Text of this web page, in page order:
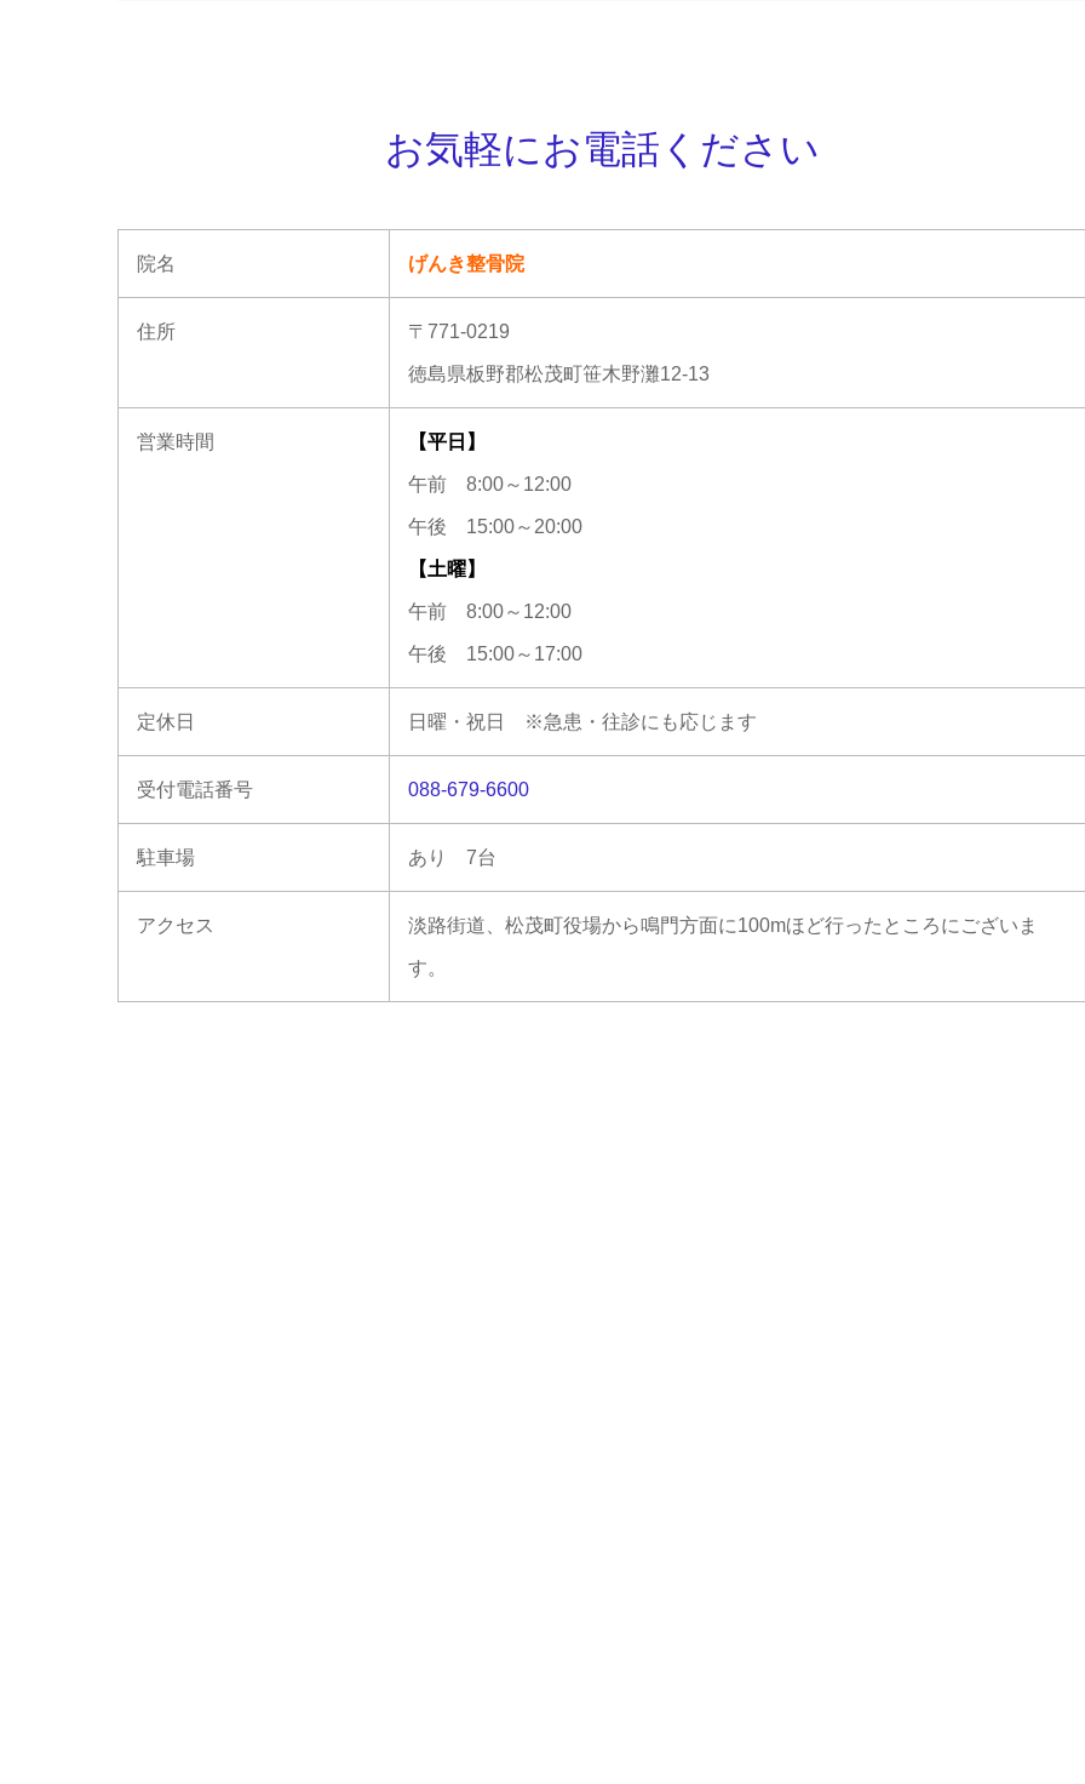
お気軽にお電話ください
院名 げんき整骨院
住所 〒771-0219
徳島県板野郡松茂町笹木野灘12-13
営業時間 【平日】
午前 8:00～12:00
午後 15:00～20:00
【土曜】
午前 8:00～12:00
午後 15:00～17:00
定休日 日曜・祝日 ※急患・往診にも応じます
受付電話番号 088-679-6600
駐車場 あり 7台
アクセス 淡路街道、松茂町役場から鳴門方面に100mほど行ったところにございま
す。